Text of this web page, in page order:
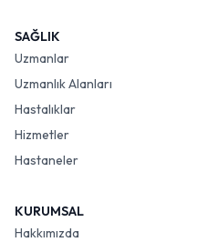
SAĞLIK
Uzmanlar
Uzmanlık Alanları
Hastalıklar
Hizmetler
Hastaneler
KURUMSAL
Hakkımızda